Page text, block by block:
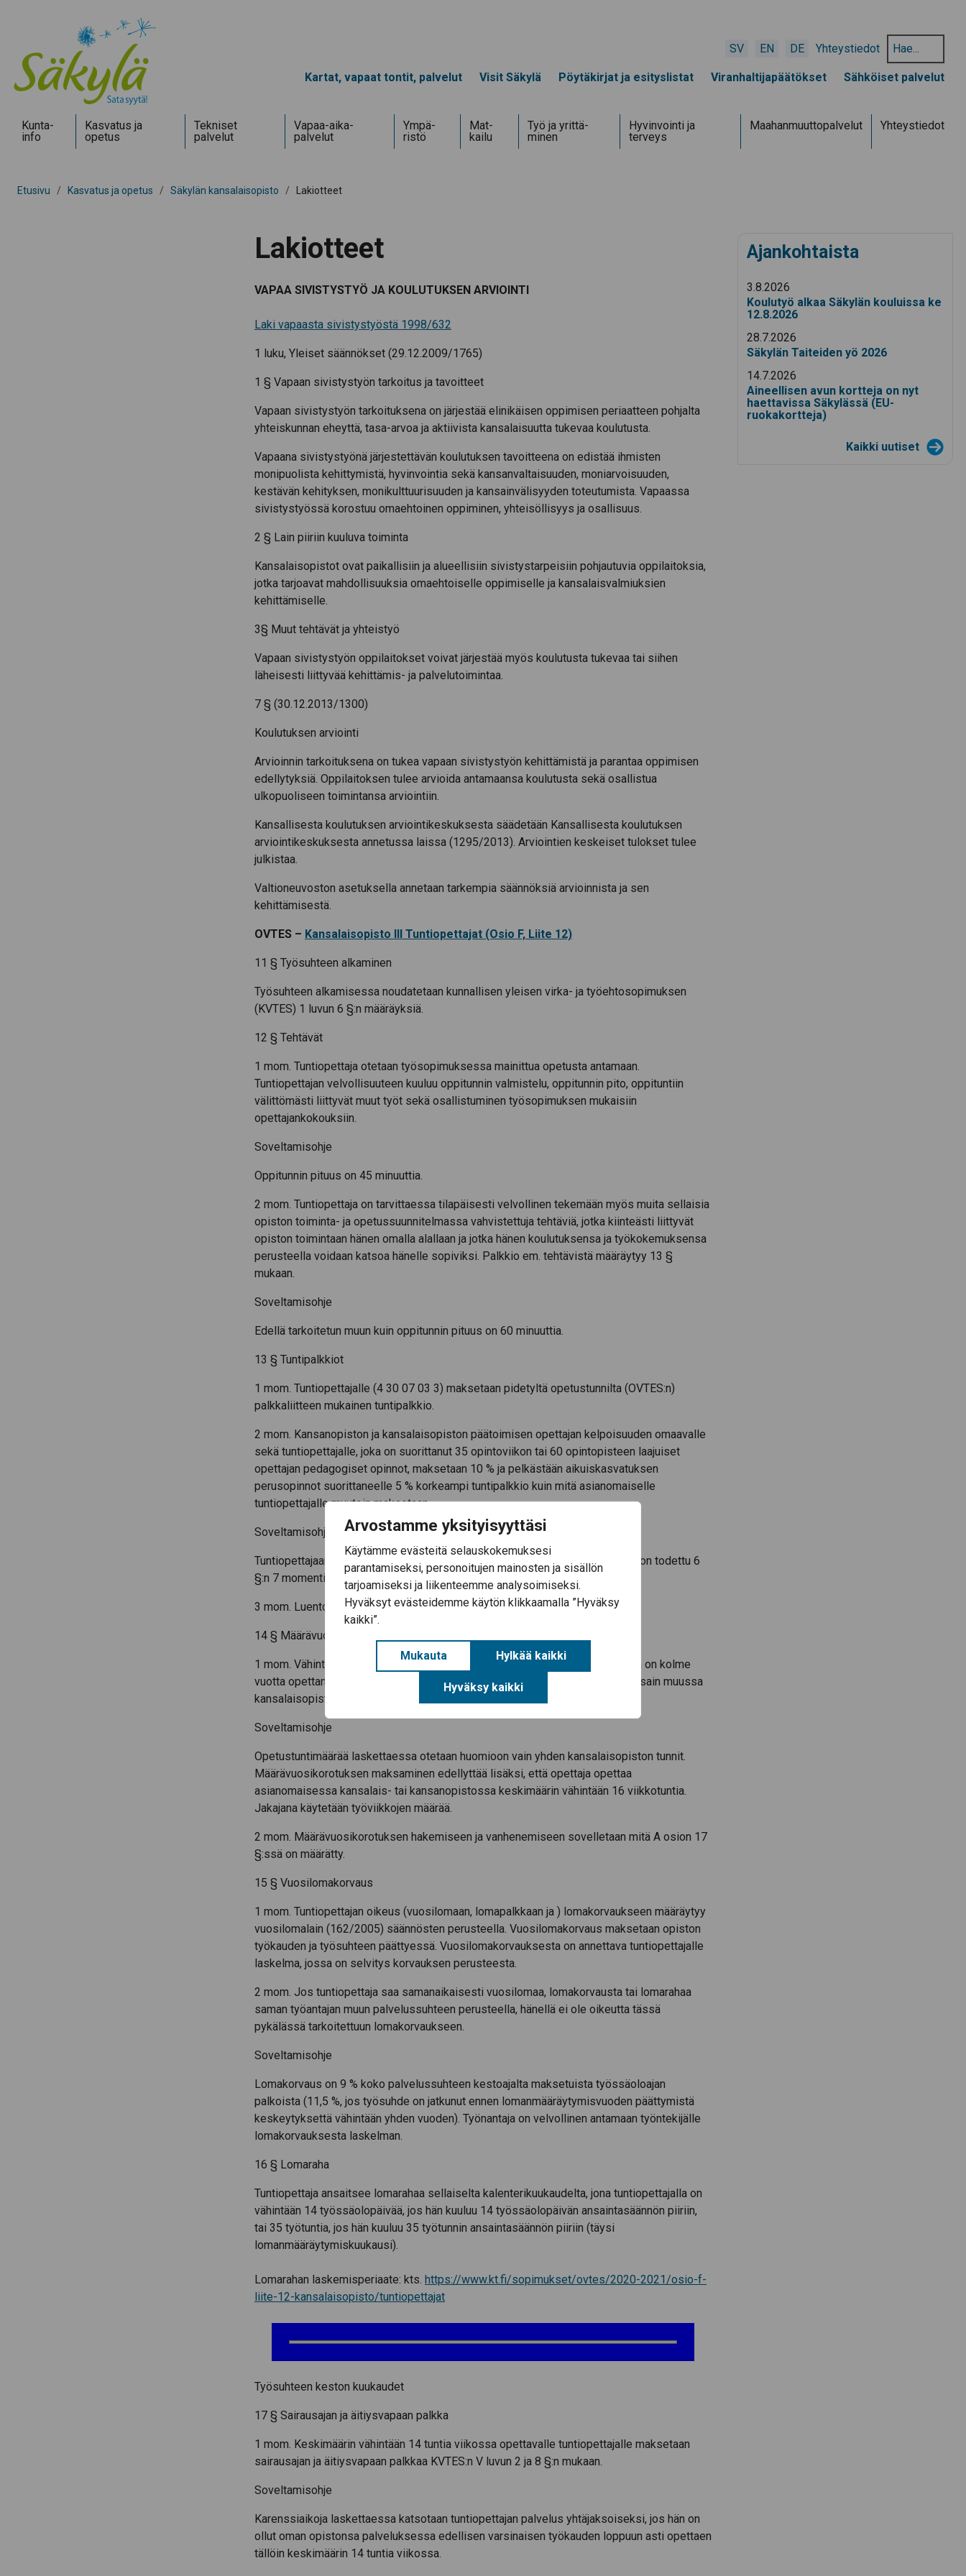
Arvostamme yksityisyyttäsi
Käytämme evästeitä selauskokemuksesi
parantamiseksi, personoitujen mainosten ja sisällön
tarjoamiseksi ja liikenteemme analysoimiseksi.
Hyväksyt evästeidemme käytön klikkaamalla ”Hyväksy
kaikki”.
Mukauta Hylkää kaikki
Hyväksy kaikki
SV EN DE Yhteystiedot
Hae
hakusanalla:
Kartat, vapaat tontit, palvelut
Visit Säkylä Pöytäkirjat ja esityslistat Viranhaltijapäätökset Sähköiset palvelut
Kunta­
info
Kasvatus ja
opetus
Tekniset
palvelut
Vapaa-aika­
palvelut
Ympä­
ristö
Mat­
kailu
Työ ja yrittä­
minen
Hyvinvointi ja
terveys
Maahanmuuttopalvelut Yhteystiedot
Etusivu / Kasvatus ja opetus / Säkylän kansalaisopisto / Lakiotteet
Lakiotteet
VAPAA SIVISTYSTYÖ JA KOULUTUKSEN ARVIOINTI
Laki vapaasta sivistystyöstä 1998/632
1 luku, Yleiset säännökset (29.12.2009/1765)
1 § Vapaan sivistystyön tarkoitus ja tavoitteet
Vapaan sivistystyön tarkoituksena on järjestää elinikäisen oppimisen periaatteen pohjalta
yhteiskunnan eheyttä, tasa-arvoa ja aktiivista kansalaisuutta tukevaa koulutusta.
Vapaana sivistystyönä järjestettävän koulutuksen tavoitteena on edistää ihmisten
monipuolista kehittymistä, hyvinvointia sekä kansanvaltaisuuden, moniarvoisuuden,
kestävän kehityksen, monikulttuurisuuden ja kansainvälisyyden toteutumista. Vapaassa
sivistystyössä korostuu omaehtoinen oppiminen, yhteisöllisyys ja osallisuus.
2 § Lain piiriin kuuluva toiminta
Kansalaisopistot ovat paikallisiin ja alueellisiin sivistystarpeisiin pohjautuvia oppilaitoksia,
jotka tarjoavat mahdollisuuksia omaehtoiselle oppimiselle ja kansalaisvalmiuksien
kehittämiselle.
3§ Muut tehtävät ja yhteistyö
Vapaan sivistystyön oppilaitokset voivat järjestää myös koulutusta tukevaa tai siihen
läheisesti liittyvää kehittämis- ja palvelutoimintaa.
7 § (30.12.2013/1300)
Koulutuksen arviointi
Arvioinnin tarkoituksena on tukea vapaan sivistystyön kehittämistä ja parantaa oppimisen
edellytyksiä. Oppilaitoksen tulee arvioida antamaansa koulutusta sekä osallistua
ulkopuoliseen toimintansa arviointiin.
Kansallisesta koulutuksen arviointikeskuksesta säädetään Kansallisesta koulutuksen
arviointikeskuksesta annetussa laissa (1295/2013). Arviointien keskeiset tulokset tulee
julkistaa.
Valtioneuvoston asetuksella annetaan tarkempia säännöksiä arvioinnista ja sen
kehittämisestä.
OVTES – Kansalaisopisto III Tuntiopettajat (Osio F, Liite 12)
11 § Työsuhteen alkaminen
Työsuhteen alkamisessa noudatetaan kunnallisen yleisen virka- ja työehtosopimuksen
(KVTES) 1 luvun 6 §:n määräyksiä.
12 § Tehtävät
1 mom. Tuntiopettaja otetaan työsopimuksessa mainittua opetusta antamaan.
Tuntiopettajan velvollisuuteen kuuluu oppitunnin valmistelu, oppitunnin pito, oppituntiin
välittömästi liittyvät muut työt sekä osallistuminen työsopimuksen mukaisiin
opettajankokouksiin.
Soveltamisohje
Oppitunnin pituus on 45 minuuttia.
2 mom. Tuntiopettaja on tarvittaessa tilapäisesti velvollinen tekemään myös muita sellaisia
opiston toiminta- ja opetussuunnitelmassa vahvistettuja tehtäviä, jotka kiinteästi liittyvät
opiston toimintaan hänen omalla alallaan ja jotka hänen koulutuksensa ja työkokemuksensa
perusteella voidaan katsoa hänelle sopiviksi. Palkkio em. tehtävistä määräytyy 13 §
mukaan.
Soveltamisohje
Edellä tarkoitetun muun kuin oppitunnin pituus on 60 minuuttia.
13 § Tuntipalkkiot
1 mom. Tuntiopettajalle (4 30 07 03 3) maksetaan pidetyltä opetustunnilta (OVTES:n)
palkkaliitteen mukainen tuntipalkkio.
2 mom. Kansanopiston ja kansalaisopiston päätoimisen opettajan kelpoisuuden omaavalle
sekä tuntiopettajalle, joka on suorittanut 35 opintoviikon tai 60 opintopisteen laajuiset
opettajan pedagogiset opinnot, maksetaan 10 % ja pelkästään aikuiskasvatuksen
perusopinnot suorittaneelle 5 % korkeampi tuntipalkkio kuin mitä asianomaiselle
tuntiopettajalle muutoin maksetaan.
Soveltamisohje
Tuntiopettajaan sovelletaan etäopetuksen ohjaustyöstä mitä opettajan osalta on todettu 6
§:n 7 momentissa.
3 mom. Luentopalkkioista sovitaan erikseen paikallisesti.
14 § Määrävuosikorotus
1 mom. Vähintään keskimäärin 16 viikkotuntia opettavalle tuntiopettajalle, joka on kolme
vuotta opettanut vähintään keskimäärin 16 tuntia viikossa joko omassa tai jossain muussa
kansalaisopistossa, maksetaan 6 % korkeampi tuntipalkkio.
Soveltamisohje
Opetustuntimäärää laskettaessa otetaan huomioon vain yhden kansalaisopiston tunnit.
Määrävuosikorotuksen maksaminen edellyttää lisäksi, että opettaja opettaa
asianomaisessa kansalais- tai kansanopistossa keskimäärin vähintään 16 viikkotuntia.
Jakajana käytetään työviikkojen määrää.
2 mom. Määrävuosikorotuksen hakemiseen ja vanhenemiseen sovelletaan mitä A osion 17
§:ssä on määrätty.
15 § Vuosilomakorvaus
1 mom. Tuntiopettajan oikeus (vuosilomaan, lomapalkkaan ja ) lomakorvaukseen määräytyy
vuosilomalain (162/2005) säännösten perusteella. Vuosilomakorvaus maksetaan opiston
työkauden ja työsuhteen päättyessä. Vuosilomakorvauksesta on annettava tuntiopettajalle
laskelma, jossa on selvitys korvauksen perusteesta.
2 mom. Jos tuntiopettaja saa samanaikaisesti vuosilomaa, lomakorvausta tai lomarahaa
saman työantajan muun palvelussuhteen perusteella, hänellä ei ole oikeutta tässä
pykälässä tarkoitettuun lomakorvaukseen.
Soveltamisohje
Lomakorvaus on 9 % koko palvelussuhteen kestoajalta maksetuista työssäoloajan
palkoista (11,5 %, jos työsuhde on jatkunut ennen lomanmääräytymisvuoden päättymistä
keskeytyksettä vähintään yhden vuoden). Työnantaja on velvollinen antamaan työntekijälle
lomakorvauksesta laskelman.
16 § Lomaraha
Tuntiopettaja ansaitsee lomarahaa sellaiselta kalenterikuukaudelta, jona tuntiopettajalla on
vähintään 14 työssäolopäivää, jos hän kuuluu 14 työssäolopäivän ansaintasäännön piiriin,
tai 35 työtuntia, jos hän kuuluu 35 työtunnin ansaintasäännön piiriin (täysi
lomanmääräytymiskuukausi).
Lomarahan laskemisperiaate: kts. https://www.kt.fi/sopimukset/ovtes/2020-2021/osio-f-
liite-12-kansalaisopisto/tuntiopettajat
Työsuhteen keston kuukaudet
17 § Sairausajan ja äitiysvapaan palkka
1 mom. Keskimäärin vähintään 14 tuntia viikossa opettavalle tuntiopettajalle maksetaan
sairausajan ja äitiysvapaan palkkaa KVTES:n V luvun 2 ja 8 §:n mukaan.
Soveltamisohje
Karenssiaikoja laskettaessa katsotaan tuntiopettajan palvelus yhtäjaksoiseksi, jos hän on
ollut oman opistonsa palveluksessa edellisen varsinaisen työkauden loppuun asti opettaen
tällöin keskimäärin 14 tuntia viikossa.
Ajankohtaista
3.8.2026
Koulutyö alkaa Säkylän kouluissa ke
12.8.2026
28.7.2026
Säkylän Taiteiden yö 2026
14.7.2026
Aineellisen avun kortteja on nyt
haettavissa Säkylässä (EU-
ruokakortteja)
Kaikki uutiset